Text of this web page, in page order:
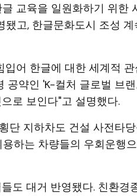
교육을 일원화하기 위한
고, 한글문화도시 조성
어 한글에 대한 세계적
공약인 'K-컬처 글로벌 브
로 보인다"고 설명했다.
단 지하차도 건설 사전타
하는 차량들의 우회운행
도 대거 반영됐다. 친환경